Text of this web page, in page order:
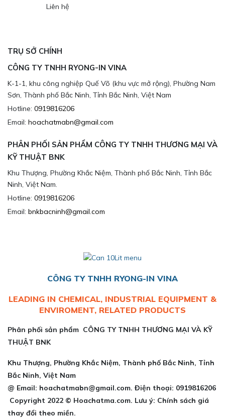
Liên hệ
TRỤ SỞ CHÍNH
CÔNG TY TNHH RYONG-IN VINA
K-1-1, khu công nghiệp Quế Võ (khu vực mở rộng), Phường Nam
Sơn, Thành phố Bắc Ninh, Tỉnh Bắc Ninh, Việt Nam
Hotline: 0919816206
Email: hoachatmabn@gmail.com
PHÂN PHỐI SẢN PHẨM CÔNG TY TNHH THƯƠNG MẠI VÀ
KỸ THUẬT BNK
Khu Thượng, Phường Khắc Niệm, Thành phố Bắc Ninh, Tỉnh Bắc
Ninh, Việt Nam.
Hotline: 0919816206
Email: bnkbacninh@gmail.com
CÔNG TY TNHH RYONG-IN VINA
LEADING IN CHEMICAL, INDUSTRIAL EQUIPMENT &
ENVIROMENT, RELATED PRODUCTS
Phân phối sản phẩm CÔNG TY TNHH THƯƠNG MẠI VÀ KỸ
THUẬT BNK
Khu Thượng, Phường Khắc Niệm, Thành phố Bắc Ninh, Tỉnh
Bắc Ninh, Việt Nam
@ Email: hoachatmabn@gmail.com. Điện thoại: 0919816206
Copyright 2022 © Hoachatma.com. Lưu ý: Chính sách giá
thay đổi theo miền.